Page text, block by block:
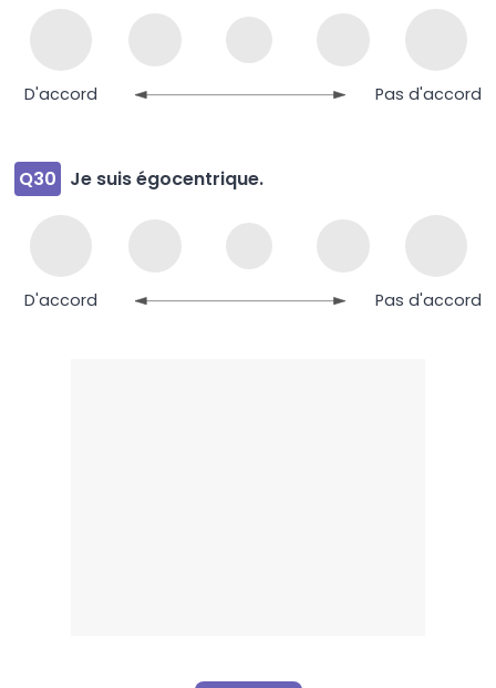
D'accord Pas d'accord
Q30 Je suis égocentrique.
D'accord Pas d'accord